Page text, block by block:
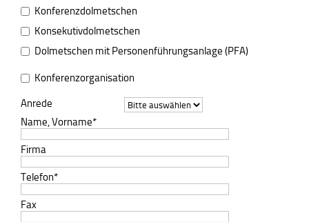
Konferenzdolmetschen
Konsekutivdolmetschen
Dolmetschen mit Personenführungsanlage (PFA)
Konferenzorganisation
Anrede
Name, Vorname*
Firma
Telefon*
Fax